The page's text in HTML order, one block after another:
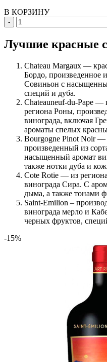
В КОРЗИНУ
-
Лучшие красные
Chateau Margaux —
Бордо, произведенное
Совиньон с
специй и дуба.
Chateauneuf-du-Pape —
региона Роны,
винограда, включая
ароматы спелых
Bourgogne Pinot Noir —
произведенный из
насыщенный аромат
также нотки дуба и
Cote Rotie — из
винограда Сира. С
дыма, а также тонами
Saint-Emilion –
винограда мерло и
черных фруктов,
-15%